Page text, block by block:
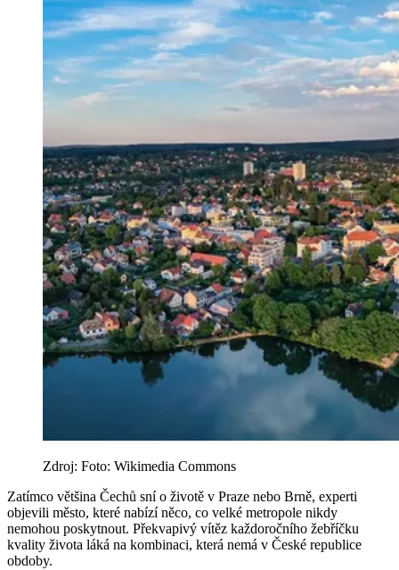
Zdroj: Foto: Wikimedia Commons
Zatímco většina Čechů sní o životě v Praze nebo Brně, experti
objevili město, které nabízí něco, co velké metropole nikdy
nemohou poskytnout. Překvapivý vítěz každoročního žebříčku
kvality života láká na kombinaci, která nemá v České republice
obdoby.